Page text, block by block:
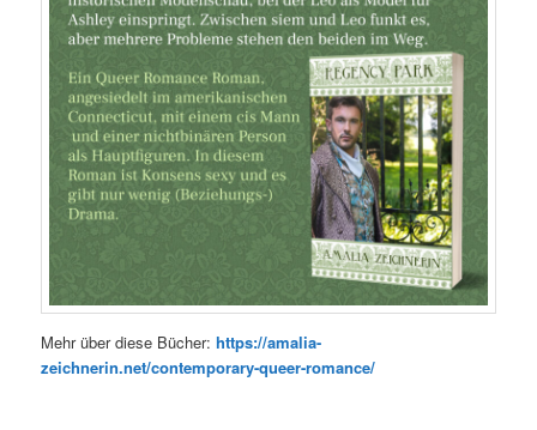
Mehr über diese Bücher:https://amalia-
zeichnerin.net/contemporary-queer-romance/